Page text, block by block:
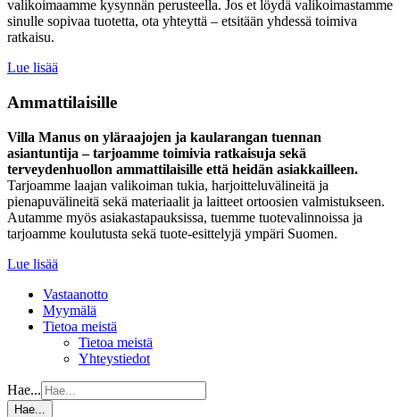
valikoimaamme kysynnän perusteella. Jos et löydä valikoimastamme
sinulle sopivaa tuotetta, ota yhteyttä – etsitään yhdessä toimiva
ratkaisu.
Lue lisää
Ammattilaisille
Villa Manus on yläraajojen ja kaularangan tuennan
asiantuntija – tarjoamme toimivia ratkaisuja sekä
terveydenhuollon ammattilaisille että heidän asiakkailleen.
Tarjoamme laajan valikoiman tukia, harjoitteluvälineitä ja
pienapuvälineitä sekä materiaalit ja laitteet ortoosien valmistukseen.
Autamme myös asiakastapauksissa, tuemme tuotevalinnoissa ja
tarjoamme koulutusta sekä tuote-esittelyjä ympäri Suomen.
Lue lisää
Vastaanotto
Myymälä
Tietoa meistä
Tietoa meistä
Yhteystiedot
Hae...
Hae...